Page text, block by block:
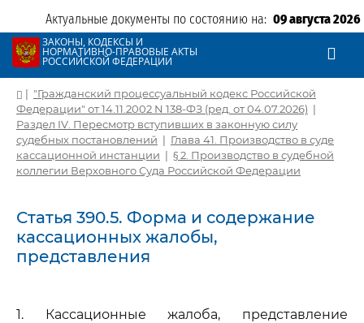
Актуальные документы по состоянию на: 09 августа 2026
ЗАКОНЫ, КОДЕКСЫ И
НОРМАТИВНО-ПРАВОВЫЕ АКТЫ
РОССИЙСКОЙ ФЕДЕРАЦИИ
| "Гражданский процессуальный кодекс Российской
Федерации" от 14.11.2002 N 138-ФЗ (ред. от 04.07.2026) |
Раздел IV. Пересмотр вступивших в законную силу
судебных постановлений | Глава 41. Производство в суде
кассационной инстанции | § 2. Производство в судебной
коллегии Верховного Суда Российской Федерации
Статья 390.5. Форма и содержание
кассационных жалобы,
представления
1. Кассационные жалоба, представление